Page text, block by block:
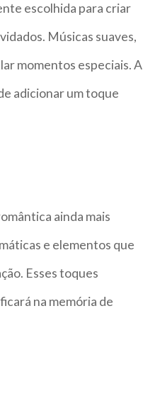
escolhida para criar
Músicas suaves,
momentos especiais. A
adicionar um toque
ainda mais
e elementos que
Esses toques
na memória de